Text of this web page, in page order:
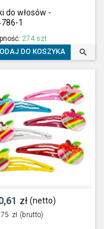
do włosów -
1
274 szt.
DO KOSZYKA 
zł (netto)
zł (brutto)